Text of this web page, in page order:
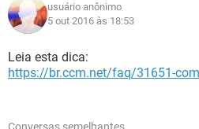
usuário anônimo
5 out 2016 às 18:53
Leia esta dica:
https://br.ccm.net/faq/31651-